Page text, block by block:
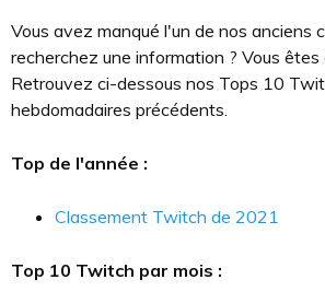
Vous avez manqué l'un de nos anciens
recherchez une information ? Vous êtes
Retrouvez ci-dessous nos Tops 10
hebdomadaires précédents.
Top de l'année :
Classement Twitch de 2021
Top 10 Twitch par mois :